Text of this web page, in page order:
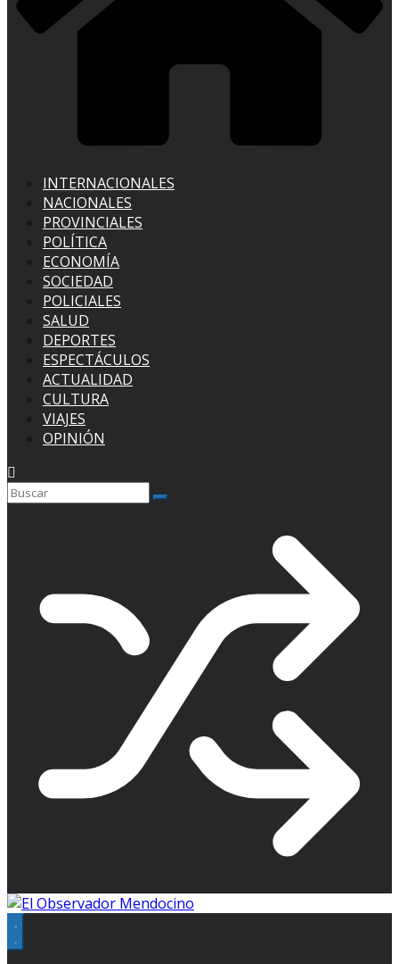
INTERNACIONALES
NACIONALES
PROVINCIALES
POLÍTICA
ECONOMÍA
SOCIEDAD
POLICIALES
SALUD
DEPORTES
ESPECTÁCULOS
ACTUALIDAD
CULTURA
VIAJES
OPINIÓN